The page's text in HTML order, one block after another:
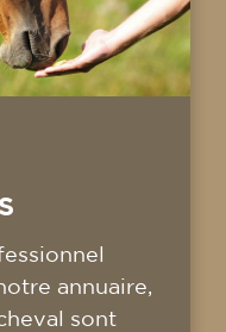
annuaire,
sont